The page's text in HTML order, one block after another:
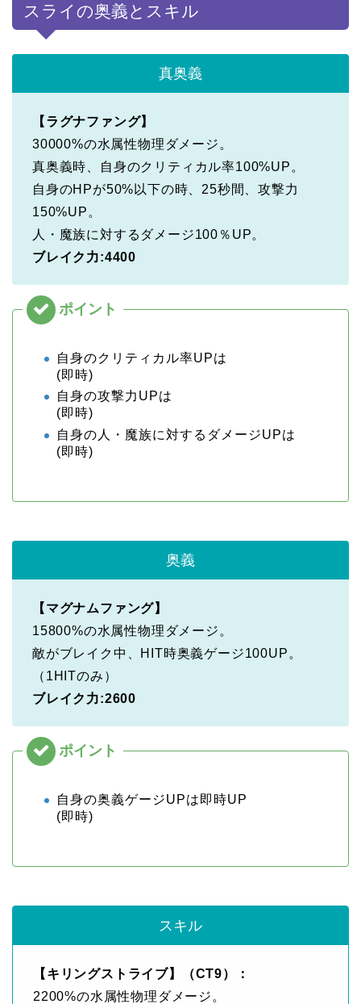
スライの奥義とスキル
真奥義
【ラグナファング】
30000%の水属性物理ダメージ。
真奥義時、自身のクリティカル率100%UP。
自身のHPが50%以下の時、25秒間、攻撃力
150%UP。
人・魔族に対するダメージ100％UP。
ブレイク力:4400
自身のクリティカル率UPは
(即時)
自身の攻撃力UPは
(即時)
自身の人・魔族に対するダメージUPは
(即時)
奥義
【マグナムファング】
15800%の水属性物理ダメージ。
敵がブレイク中、HIT時奥義ゲージ100UP。
（1HITのみ）
ブレイク力:2600
自身の奥義ゲージUPは即時UP
(即時)
スキル
【キリングストライブ】（CT9）：
2200%の水属性物理ダメージ。